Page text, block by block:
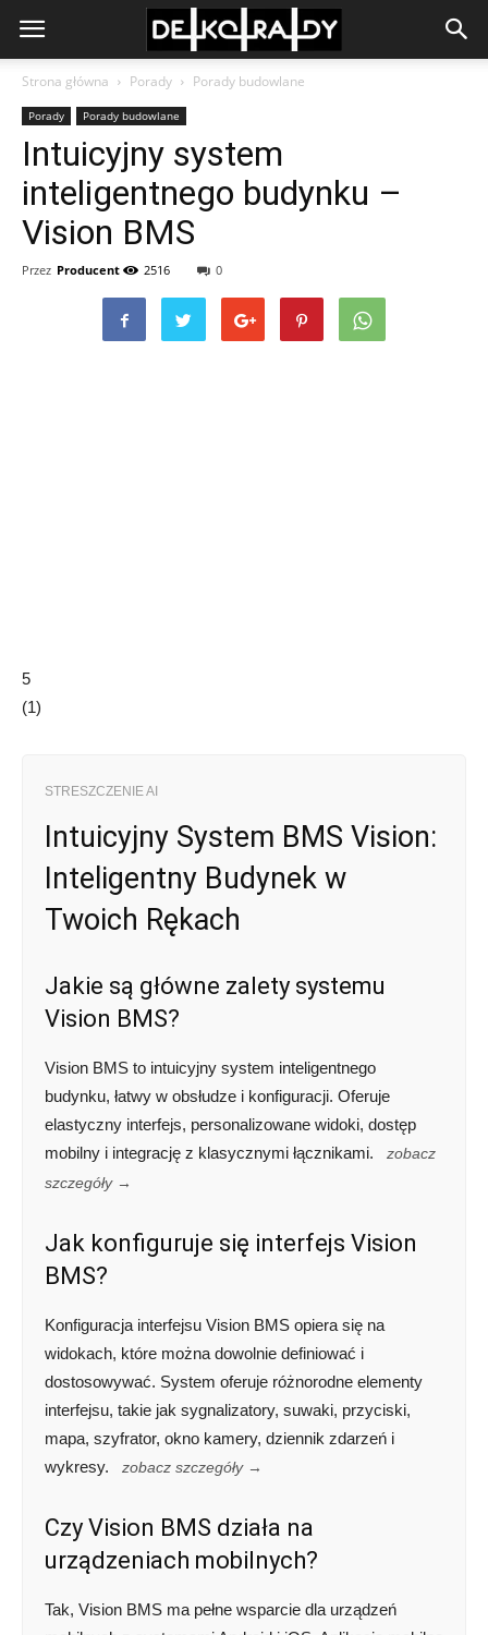
Strona główna Porady Porady budowlane
Porady Porady budowlane
Intuicyjny system
inteligentnego budynku –
Vision BMS
Przez Producent 2516 0
5
(1)
STRESZCZENIE AI
Intuicyjny System BMS Vision:
Inteligentny Budynek w
Twoich Rękach
Jakie są główne zalety systemu
Vision BMS?
Vision BMS to intuicyjny system inteligentnego
budynku, łatwy w obsłudze i konfiguracji. Oferuje
elastyczny interfejs, personalizowane widoki, dostęp
mobilny i integrację z klasycznymi łącznikami.
zobacz
szczegóły →
Jak konfiguruje się interfejs Vision
BMS?
Konfiguracja interfejsu Vision BMS opiera się na
widokach, które można dowolnie definiować i
dostosowywać. System oferuje różnorodne elementy
interfejsu, takie jak sygnalizatory, suwaki, przyciski,
mapa, szyfrator, okno kamery, dziennik zdarzeń i
wykresy.
zobacz szczegóły →
Czy Vision BMS działa na
urządzeniach mobilnych?
Tak, Vision BMS ma pełne wsparcie dla urządzeń